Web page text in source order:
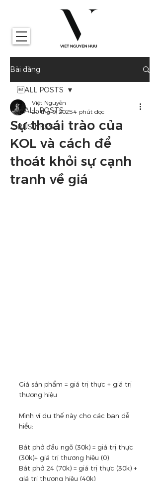
Bài đăng
ALL POSTS
BUSINESS
ALL POSTS
Sự thoái trào của
KOL và cách để
thoát khỏi sự cạnh
tranh về giá
Việt Nguyễn
20 thg 9, 20254 phút đọc
Giá sản phẩm = giá trị thực + giá trị
thương hiệu
Mình ví dụ thế này cho các bạn dễ
hiểu:
Bát phở đầu ngõ (30k) = giá trị thực
(30k)+ giá trị thương hiệu (0)
Bát phở 24 (70k) = giá trị thực (30k) +
giá trị thương hiệu (40k)